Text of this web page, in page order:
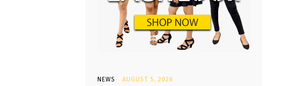
NEWS AUGUST 5, 2026